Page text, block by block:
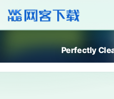
Perfectly
全部